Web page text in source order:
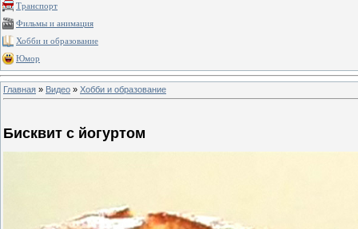
Транспорт
Фильмы и анимация
Хобби и образование
Юмор
Главная » Видео » Хобби и образование
Бисквит с йогуртом